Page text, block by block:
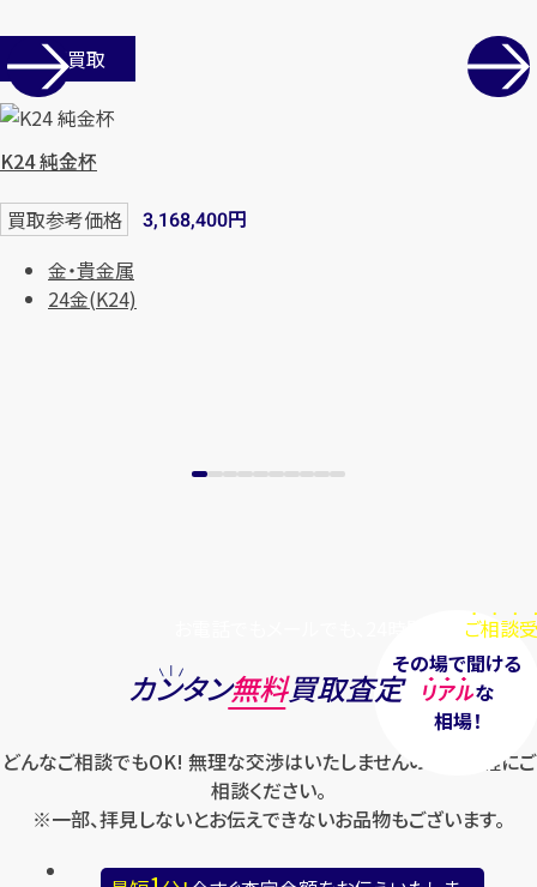
最短
始除く)
店舗買取
K24 純金杯
買取参考価格 3,168,400円
金・貴金属
24金(K24)
ご相談
その場で聞ける
リアルな
相場！
カンタン無料買取査定
どんなご相談でもOK! 無理な交渉はいたしませんのでお気軽にご
相談ください。
※一部、拝見しないとお伝えできないお品物もございます。